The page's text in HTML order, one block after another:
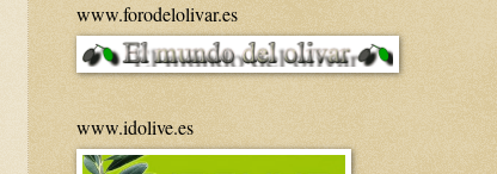
www.forodelolivar.es
www.idolive.es